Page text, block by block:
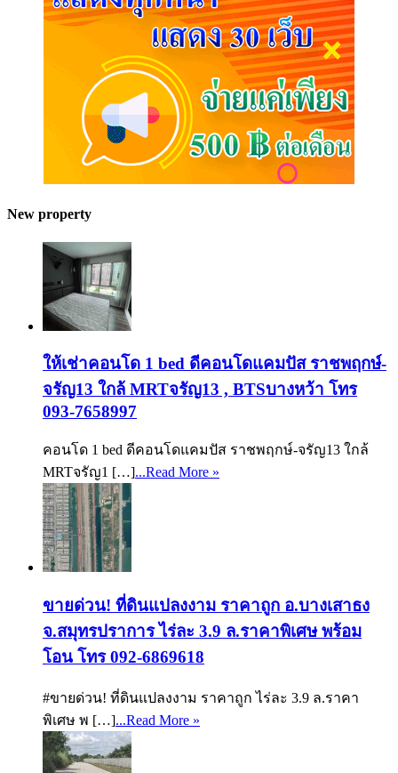
New property
ให้เช่าคอนโด 1 bed ดีคอนโดแคมปัส ราชพฤกษ์-
จรัญ13 ใกล้ MRTจรัญ13 , BTSบางหว้า โทร
093-7658997
คอนโด 1 bed ดีคอนโดแคมปัส ราชพฤกษ์-จรัญ13 ใกล้
MRTจรัญ1 […]...Read More »
ขายด่วน! ที่ดินแปลงงาม ราคาถูก อ.บางเสาธง
จ.สมุทรปราการ ไร่ละ 3.9 ล.ราคาพิเศษ พร้อม
โอน โทร 092-6869618
#ขายด่วน! ที่ดินแปลงงาม ราคาถูก ไร่ละ 3.9 ล.ราคา
พิเศษ พ […]...Read More »